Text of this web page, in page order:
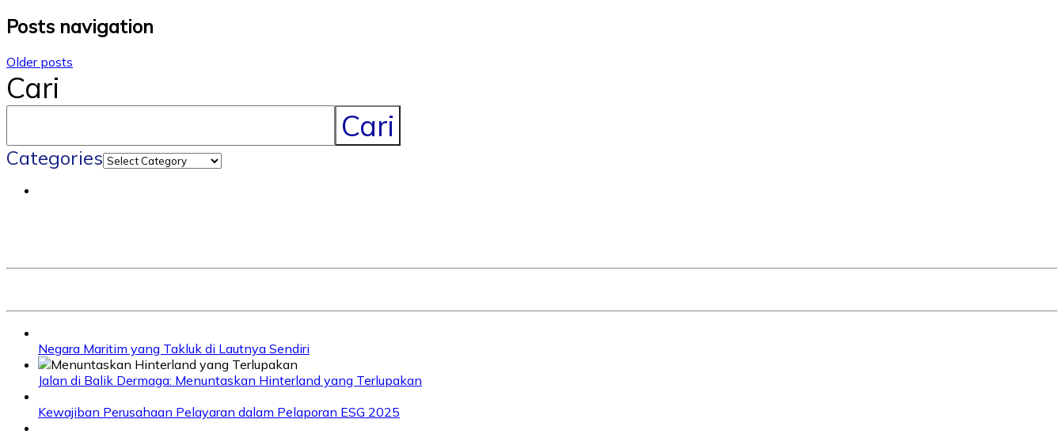
Posts navigation
Older posts
Cari
Cari
Categories
Negara Maritim yang Takluk di Lautnya Sendiri
Jalan di Balik Dermaga: Menuntaskan Hinterland yang Terlupakan
Kewajiban Perusahaan Pelayaran dalam Pelaporan ESG 2025